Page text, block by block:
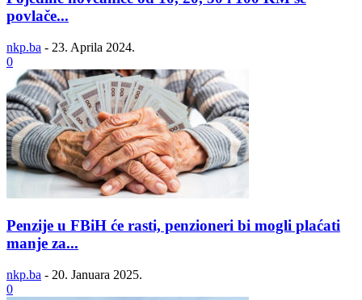
povlače...
nkp.ba - 23. Aprila 2024.
0
Penzije u FBiH će rasti, penzioneri bi mogli plaćati
manje za...
nkp.ba - 20. Januara 2025.
0